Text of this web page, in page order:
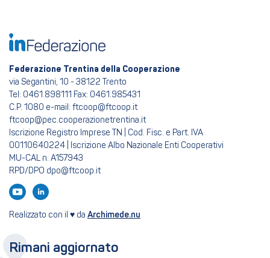
Federazione Trentina della Cooperazione
via Segantini, 10 - 38122 Trento
Tel: 0461.898111 Fax: 0461.985431
C.P. 1080 e-mail: ftcoop@ftcoop.it
ftcoop@pec.cooperazionetrentina.it
Iscrizione Registro Imprese TN | Cod. Fisc. e Part. IVA
00110640224 | Iscrizione Albo Nazionale Enti Cooperativi
MU-CAL n. A157943
RPD/DPO dpo@ftcoop.it
Realizzato con il ♥ da Archimede.nu
Rimani aggiornato